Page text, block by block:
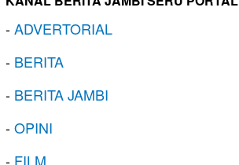
-ADVERTORIAL
- BERITA
- BERITA JAMBI
-OPINI
- FILM